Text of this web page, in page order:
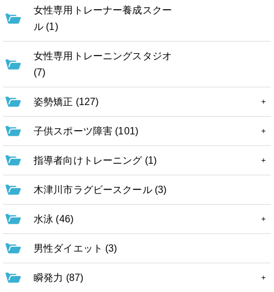
女性専用トレーナー養成スクー
ル (1)
女性専用トレーニングスタジオ
(7)
姿勢矯正 (127)
子供スポーツ障害 (101)
指導者向けトレーニング (1)
木津川市ラグビースクール (3)
水泳 (46)
男性ダイエット (3)
瞬発力 (87)